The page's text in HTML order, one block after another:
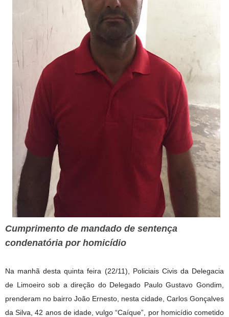
Cumprimento de mandado de sentença
condenatória por homicídio
Na manhã desta quinta feira (22/11), Policiais Civis da Delegacia
de Limoeiro sob a direção do Delegado Paulo Gustavo Gondim,
prenderam no bairro João Ernesto, nesta cidade, Carlos Gonçalves
da Silva, 42 anos de idade, vulgo “Caíque”, por homicídio cometido